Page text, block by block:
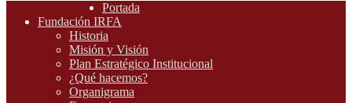
Portada
Fundación IRFA
Historia
Misión y Visión
Plan Estratégico Institucional
¿Qué hacemos?
Organigrama